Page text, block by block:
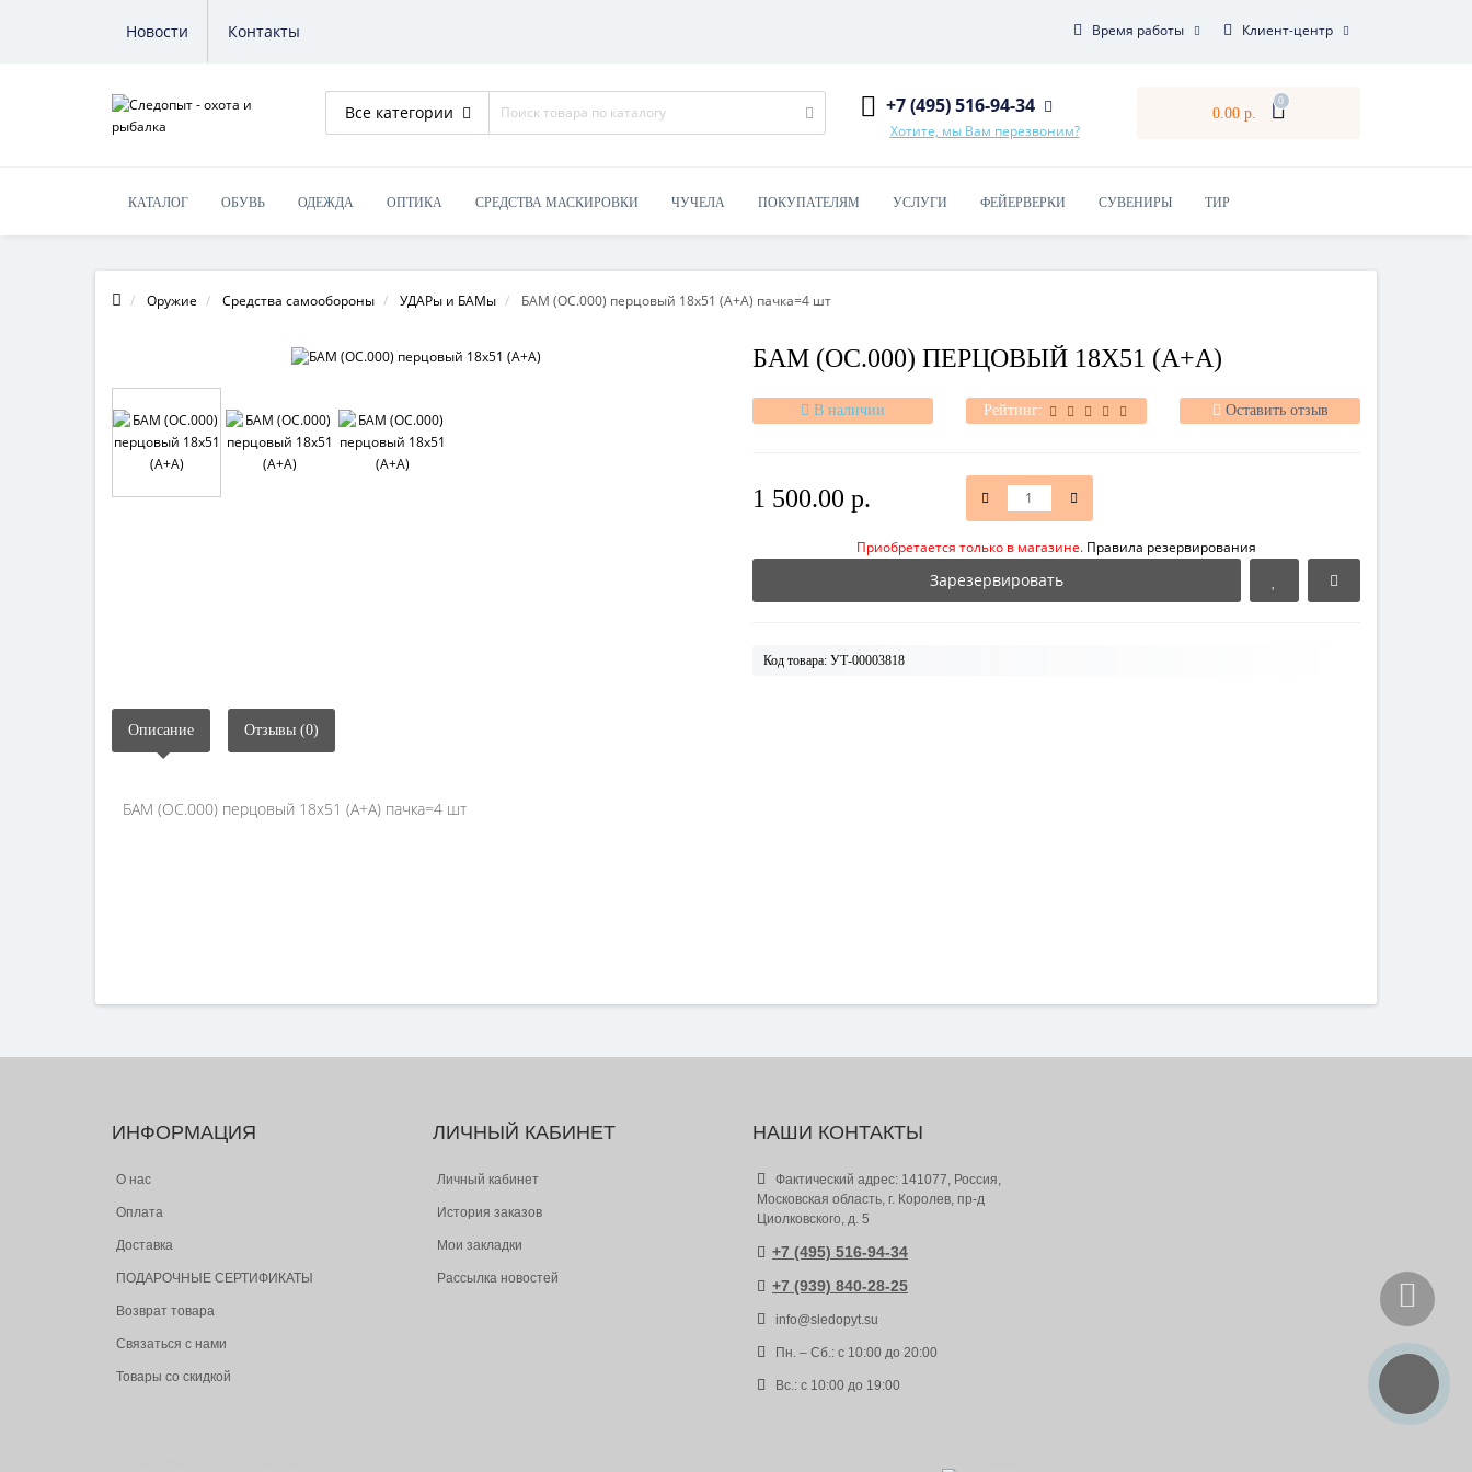
Новости Контакты Время работы Клиент-центр
Все категории +7 (495) 516-94-34
Хотите, мы Вам перезвоним?
0.00 р.
0
КАТАЛОГ ОБУВЬ ОДЕЖДА ОПТИКА СРЕДСТВА МАСКИРОВКИ ЧУЧЕЛА ПОКУПАТЕЛЯМ УСЛУГИ ФЕЙЕРВЕРКИ СУВЕНИРЫ ТИР
ОБУЧЕНИЕ НА ОРУЖИЕ
Оружие Средства самообороны УДАРы и БАМы БАМ (ОС.000) перцовый 18х51 (А+А) пачка=4 шт
БАМ (ОС.000) ПЕРЦОВЫЙ 18Х51 (А+А)
В наличии Рейтинг: Оставить отзыв
1 500.00 р.
Приобретается только в магазине. Правила резервирования
Зарезервировать
Код товара: УТ-00003818
Описание Отзывы (0)
БАМ (ОС.000) перцовый 18х51 (А+А) пачка=4 шт
ИНФОРМАЦИЯ
О нас
Оплата
Доставка
ПОДАРОЧНЫЕ СЕРТИФИКАТЫ
Возврат товара
Связаться с нами
Товары со скидкой
ЛИЧНЫЙ КАБИНЕТ
Личный кабинет
История заказов
Мои закладки
Рассылка новостей
НАШИ КОНТАКТЫ
Фактический адрес: 141077, Россия,
Московская область, г. Королев, пр-д
Циолковского, д. 5
+7 (495) 516-94-34
+7 (939) 840-28-25
info@sledopyt.su
Пн. – Сб.: с 10:00 до 20:00
Вс.: с 10:00 до 19:00